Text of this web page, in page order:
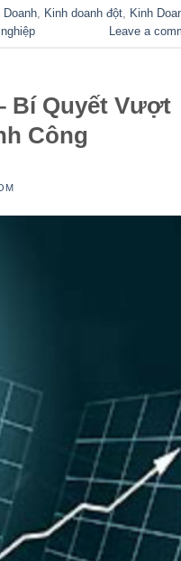
Doanh Kinh doanh đột
Kinh
Leave a
Bí Quyết Vượt
Công